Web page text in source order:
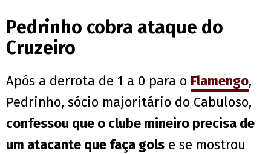
Pedrinho cobra ataque do
Cruzeiro
Após a derrota de 1 a 0 para o Flamengo,
Pedrinho, sócio majoritário do Cabuloso,
confessou que o clube mineiro precisa de
um atacante que faça gols e se mostrou